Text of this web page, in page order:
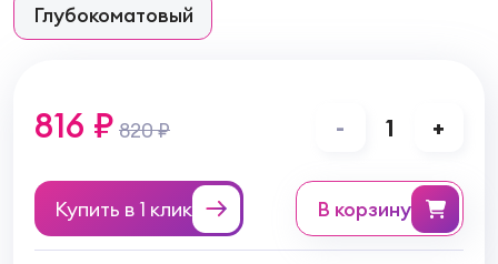
Глубокоматовый
816 ₽ 820 ₽ - 1 +
Купить в 1 клик в корзину